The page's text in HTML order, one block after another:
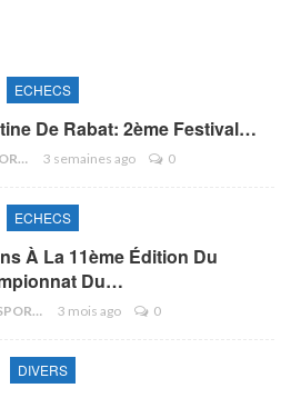
ECHECS
De Rabat: 2ème Festival…
LE MAROC SPORTIF 3 semaines ago 0
ECHECS
À La 11ème Édition Du
Du…
LE MAROC SPORTIF 3 mois ago 0
DIVERS